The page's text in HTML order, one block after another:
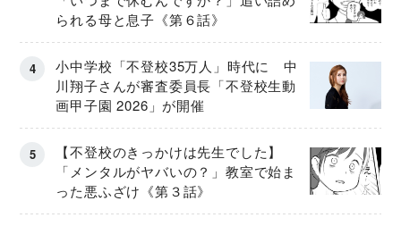
られる母と息子《第６話》
小中学校「不登校35万人」時代に 中
川翔子さんが審査委員長「不登校生動
画甲子園 2026」が開催
【不登校のきっかけは先生でした】
「メンタルがヤバいの？」教室で始ま
った悪ふざけ《第３話》